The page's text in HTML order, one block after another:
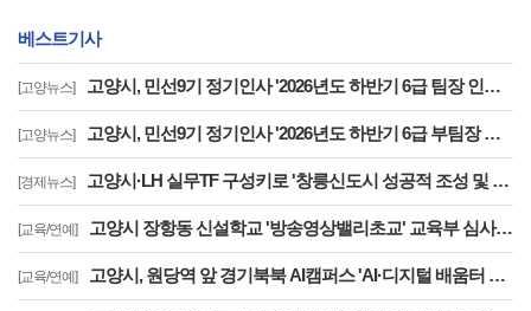
베스트기사
[고양뉴스] 고양시, 민선9기 정기인사 '2026년도 하반기 6급 팀장 인사발령 사항'
[고양뉴스] 고양시, 민선9기 정기인사 '2026년도 하반기 6급 부팀장 이하 인사발령 사항'
[경제뉴스] 고양시·LH 실무TF 구성키로 '창릉신도시 성공적 조성 및 자족기능 강화 협력'
[교육/연예] 고양시 장항동 신설학교 '방송영상밸리초교' 교육부 심사 통과··2030년 개교
[교육/연예] 고양시, 원당역 앞 경기북북 AI캠퍼스 'AI·디지털 배움터 체험존' 12월까지 운영